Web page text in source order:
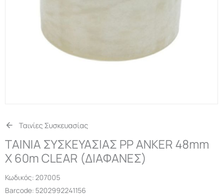
Ταινίες Συσκευασίας
ΤΑΙΝΙΑ ΣΥΣΚΕΥΑΣΙΑΣ PP ANKER 48mm
Χ 60m CLEAR (ΔΙΑΦΑΝΕΣ)
Κωδικός: 207005
Barcode: 5202992241156